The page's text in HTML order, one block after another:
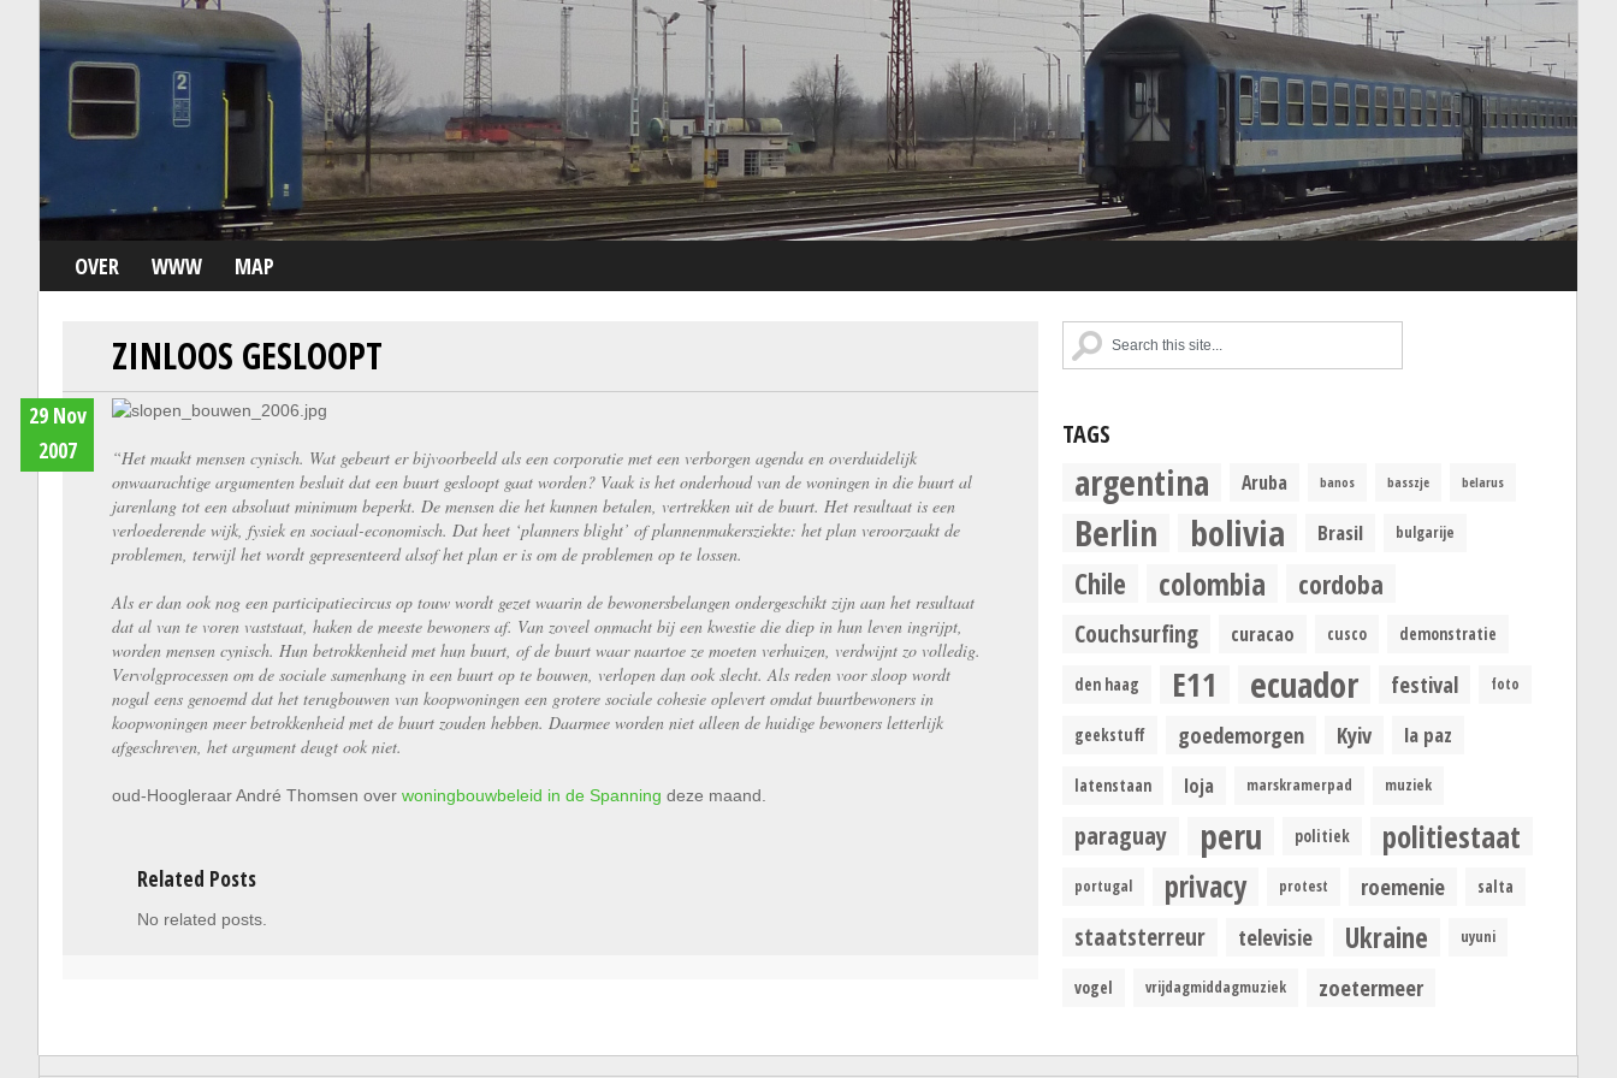
OVER WWW MAP
ZINLOOS GESLOOPT
29 Nov
2007
“Het maakt mensen cynisch. Wat gebeurt er bijvoorbeeld als een corporatie met een verborgen agenda en overduidelijk
onwaarachtige argumenten besluit dat een buurt gesloopt gaat worden? Vaak is het onderhoud van de woningen in die buurt al
jarenlang tot een absoluut minimum beperkt. De mensen die het kunnen betalen, vertrekken uit de buurt. Het resultaat is een
verloederende wijk, fysiek en sociaal-economisch. Dat heet ‘planners blight’ of plannenmakersziekte: het plan veroorzaakt de
problemen, terwijl het wordt gepresenteerd alsof het plan er is om de problemen op te lossen.
Als er dan ook nog een participatiecircus op touw wordt gezet waarin de bewonersbelangen ondergeschikt zijn aan het resultaat
dat al van te voren vaststaat, haken de meeste bewoners af. Van zoveel onmacht bij een kwestie die diep in hun leven ingrijpt,
worden mensen cynisch. Hun betrokkenheid met hun buurt, of de buurt waar naartoe ze moeten verhuizen, verdwijnt zo volledig.
Vervolgprocessen om de sociale samenhang in een buurt op te bouwen, verlopen dan ook slecht. Als reden voor sloop wordt
nogal eens genoemd dat het terugbouwen van koopwoningen een grotere sociale cohesie oplevert omdat buurtbewoners in
koopwoningen meer betrokkenheid met de buurt zouden hebben. Daarmee worden niet alleen de huidige bewoners letterlijk
afgeschreven, het argument deugt ook niet.
oud-Hoogleraar André Thomsen over woningbouwbeleid in de Spanning deze maand.
Related Posts
No related posts.
TAGS
argentina Aruba banos basszje belarus
Berlin bolivia Brasil bulgarije
Chile colombia cordoba
Couchsurfing curacao cusco demonstratie
den haag E11 ecuador festival foto
geekstuff goedemorgen Kyiv la paz
latenstaan loja marskramerpad muziek
paraguay peru politiek politiestaat
portugal privacy protest roemenie salta
staatsterreur televisie Ukraine uyuni
vogel vrijdagmiddagmuziek zoetermeer